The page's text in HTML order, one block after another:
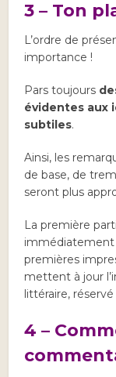
3 – Ton
L’ordre de
importance !
Pars toujours
évidentes aux
subtiles.
Ainsi, les
de base, de
seront plus
La première
immédiatement
premières
mettent à jour
littéraire,
4 –